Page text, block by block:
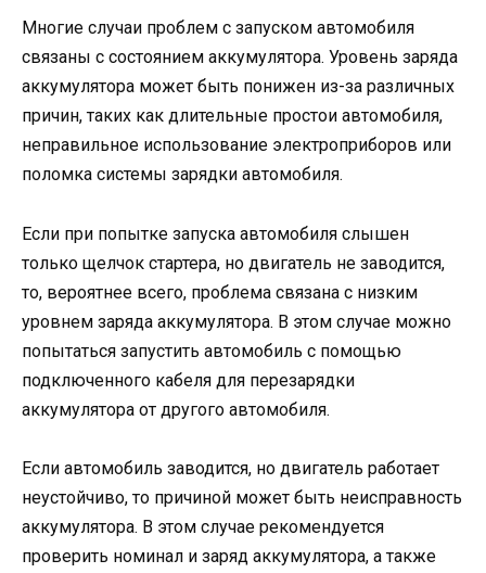
Многие случаи проблем с запуском автомобиля
связаны с состоянием аккумулятора. Уровень заряда
аккумулятора может быть понижен из-за различных
причин, таких как длительные простои автомобиля,
неправильное использование электроприборов или
поломка системы зарядки автомобиля.
Если при попытке запуска автомобиля слышен
только щелчок стартера, но двигатель не заводится,
то, вероятнее всего, проблема связана с низким
уровнем заряда аккумулятора. В этом случае можно
попытаться запустить автомобиль с помощью
подключенного кабеля для перезарядки
аккумулятора от другого автомобиля.
Если автомобиль заводится, но двигатель работает
неустойчиво, то причиной может быть неисправность
аккумулятора. В этом случае рекомендуется
проверить номинал и заряд аккумулятора, а также